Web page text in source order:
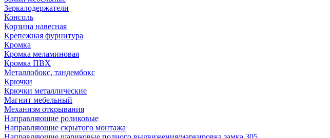
Зеркалодержатели
Консоль
Корзина навесная
Крепежная фурнитура
Кромка
Кромка меламиновая
Кромка ПВХ
Металлобокс, тандембокс
Крючки
Крючки металлические
Магнит мебельный
Механизм открывания
Направляющие роликовые
Направляющие скрытого монтажа